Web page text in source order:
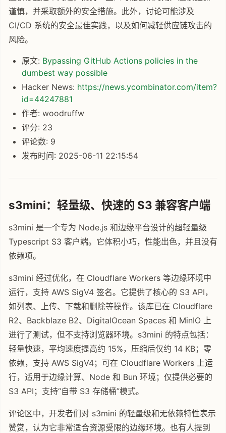
谨慎，并采取额外的安全措施。此外，讨论可能涉及
CI/CD 系统的安全最佳实践，以及如何减轻供应链攻击的
风险。
原文: Bypassing GitHub Actions policies in the
dumbest way possible
Hacker News: https://news.ycombinator.com/item?
id=44247881
作者: woodruffw
评分: 23
评论数: 9
发布时间: 2025-06-11 22:15:54
s3mini：轻量级、快速的 S3 兼容客户端
s3mini 是一个专为 Node.js 和边缘平台设计的超轻量级
Typescript S3 客户端。它体积小巧，性能出色，并且没有
依赖项。
s3mini 经过优化，在 Cloudflare Workers 等边缘环境中
运行，支持 AWS SigV4 签名。它提供了核心的 S3 API，
如列表、上传、下载和删除等操作。该库已在 Cloudflare
R2、Backblaze B2、DigitalOcean Spaces 和 MinIO 上
进行了测试，但不支持浏览器环境。s3mini 的特点包括：
轻量快速，平均速度提高约 15%，压缩后仅约 14 KB；零
依赖，支持 AWS SigV4；可在 Cloudflare Workers 上运
行，适用于边缘计算、Node 和 Bun 环境；仅提供必要的
S3 API；支持“自带 S3 存储桶”模式。
评论区中，开发者们对 s3mini 的轻量级和无依赖特性表示
赞赏，认为它非常适合资源受限的边缘环境。也有人提到